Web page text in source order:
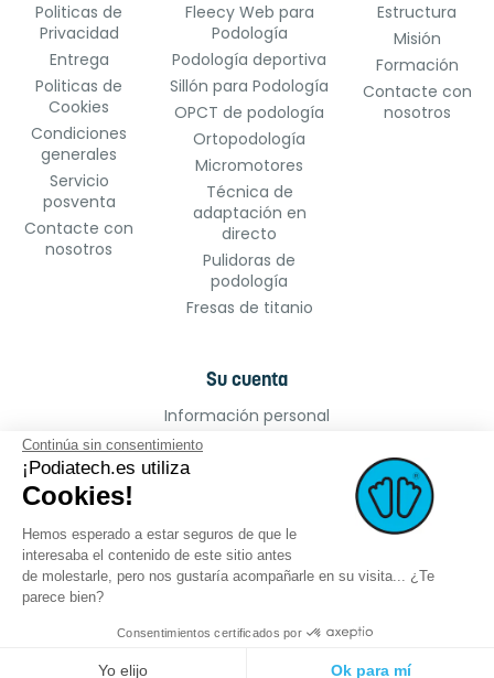
Politicas de
Privacidad
Entrega
Politicas de
Cookies
Condiciones
generales
Servicio
posventa
Contacte con
nosotros
Fleecy Web para
Podología
Podología deportiva
Sillón para Podología
OPCT de podología
Ortopodología
Micromotores
Técnica de
adaptación en
directo
Pulidoras de
podología
Fresas de titanio
Estructura
Misión
Formación
Contacte con
nosotros
Su cuenta
Información personal
Facturas por abono
Mis alertas
creation.com
Continúa sin consentimiento
¡Podiatech.es utiliza
Cookies!
Hemos esperado a estar seguros de que le
interesaba el contenido de este sitio antes
de molestarle, pero nos gustaría acompañarle en su visita... ¿Te
parece bien?
Consentimientos certificados por
Yo elijo Ok para mí